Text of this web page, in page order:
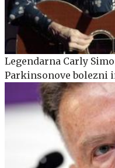
Legendarna Carly
Parkinsonove bolezni